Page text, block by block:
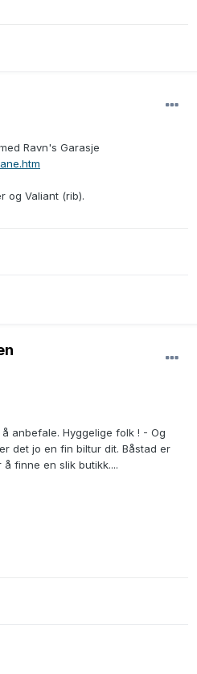
Ravn's Garasje
og Valiant (rib).
anbefale. Hyggelige folk ! - Og
det jo en fin biltur dit. Båstad er
finne en slik butikk....